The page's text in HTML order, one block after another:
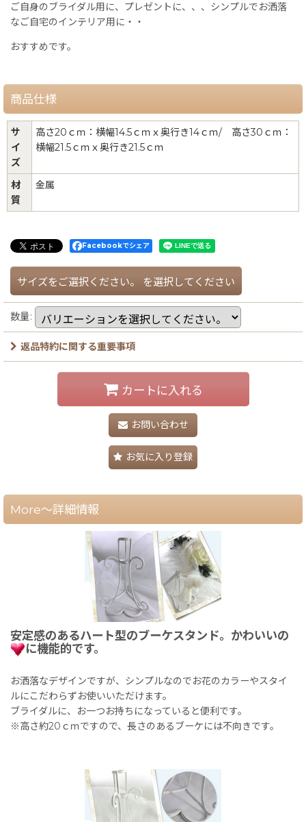
ご自身のブライダル用に、プレゼントに、、、シンプルでお洒落
なご自宅のインテリア用に・・
おすすめです。
商品仕様
サ
イ
ズ
高さ20ｃｍ：横幅14.5ｃｍｘ奥行き14ｃｍ/ 高さ30ｃｍ：
横幅21.5ｃｍｘ奥行き21.5ｃｍ
材
質
金属
Facebookでシェア
サイズをご選択ください。 を選択してください
数量:
返品特約に関する重要事項
カートに入れる
お問い合わせ
お気に入り登録
More～詳細情報
安定感のあるハート型のブーケスタンド。かわいいの
に機能的です。
お洒落なデザインですが、シンプルなのでお花のカラーやスタイ
ルにこだわらずお使いいただけます。
ブライダルに、お一つお持ちになっていると便利です。
※高さ約20ｃｍですので、長さのあるブーケには不向きです。